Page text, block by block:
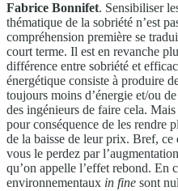
Fabrice Bonnifet. Sensibiliser
thématique de la sobriété n’est
compréhension première se
court terme. Il est en revanche
différence entre sobriété et
énergétique consiste à produire
toujours moins d’énergie et/ou
des ingénieurs de faire cela.
pour conséquence de les rendre
de la baisse de leur prix. Bref,
vous le perdez par
qu’on appelle l’effet rebond. En
environnementaux in fine sont